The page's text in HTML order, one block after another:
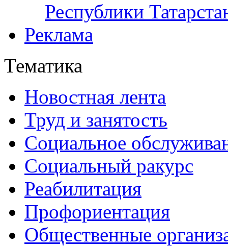
Республики
Реклама
Тематика
Новостная лента
Труд и занятость
Социальное
Социальный ракурс
Реабилитация
Профориентация
Общественные